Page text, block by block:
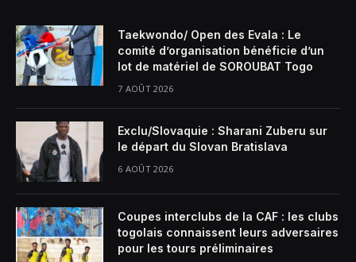
Taekwondo/ Open des Evala : Le
comité d’organisation bénéficie d’un
lot de matériel de SOROUBAT Togo
7 AOÛT 2026
Exclu/Slovaquie : Sharani Zuberu sur
le départ du Slovan Bratislava
6 AOÛT 2026
Coupes interclubs de la CAF : les clubs
togolais connaissent leurs adversaires
pour les tours préliminaires